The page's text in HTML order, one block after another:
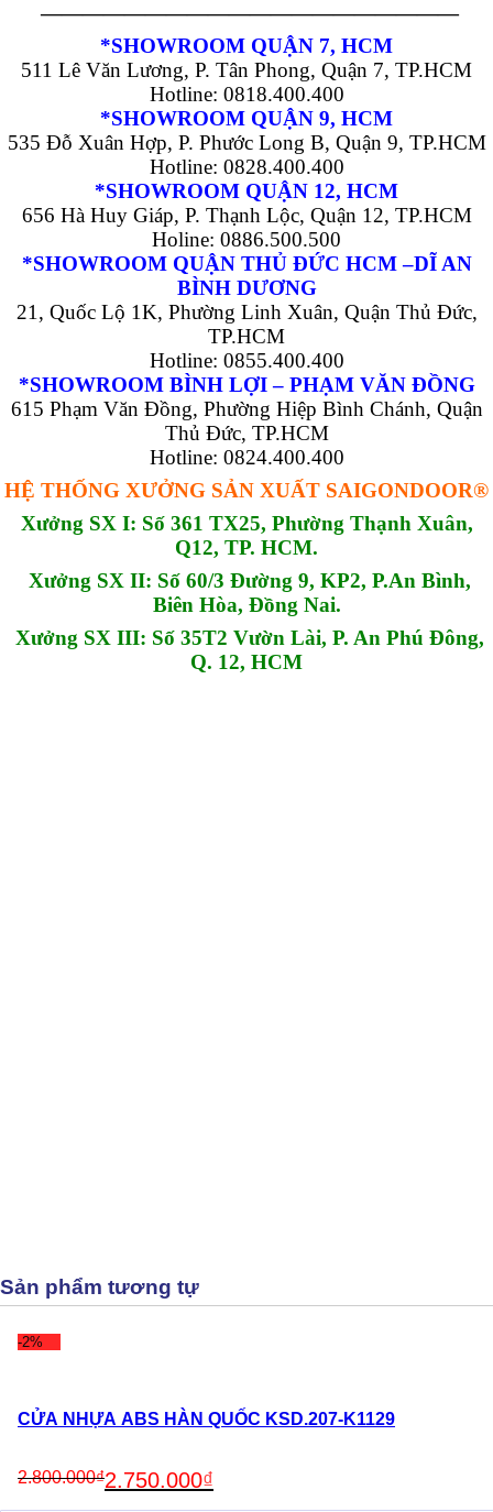
————————————————————
*SHOWROOM QUẬN 7, HCM
511 Lê Văn Lương, P. Tân Phong, Quận 7, TP.HCM
Hotline: 0818.400.400
*SHOWROOM QUẬN 9, HCM
535 Đỗ Xuân Hợp, P. Phước Long B, Quận 9, TP.HCM
Hotline: 0828.400.400
*SHOWROOM QUẬN 12, HCM
656 Hà Huy Giáp, P. Thạnh Lộc, Quận 12, TP.HCM
Holine: 0886.500.500
*SHOWROOM QUẬN THỦ ĐỨC HCM –DĨ AN
BÌNH DƯƠNG
21, Quốc Lộ 1K, Phường Linh Xuân, Quận Thủ Đức,
TP.HCM
Hotline: 0855.400.400
*SHOWROOM BÌNH LỢI – PHẠM VĂN ĐỒNG
615 Phạm Văn Đồng, Phường Hiệp Bình Chánh, Quận
Thủ Đức, TP.HCM
Hotline: 0824.400.400
HỆ THỐNG XƯỞNG SẢN XUẤT SAIGONDOOR®
Xưởng SX I: Số 361 TX25, Phường Thạnh Xuân,
Q12, TP. HCM.
Xưởng SX II: Số 60/3 Đường 9, KP2, P.An Bình,
Biên Hòa, Đồng Nai.
Xưởng SX III: Số 35T2 Vườn Lài, P. An Phú Đông,
Q. 12, HCM
Sản phẩm tương tự
-2%
CỬA NHỰA ABS HÀN QUỐC KSD.207-K1129
2.800.000₫
price
2.750.000₫
price